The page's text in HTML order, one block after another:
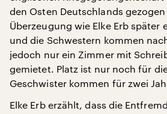
den Osten Deutschlands
Überzeugung wie Elke Erb später
und die Schwestern kommen
jedoch nur ein Zimmer mit
gemietet. Platz ist nur noch für
Geschwister kommen für zwei
Elke Erb erzählt, dass die